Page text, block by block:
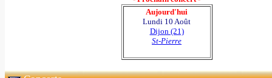
Aujourd'hui
Lundi 10 Août
Dijon (21)
St-Pierre